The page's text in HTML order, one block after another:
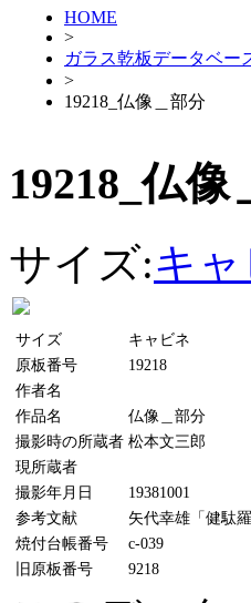
HOME
>
ガラス乾板データベー
>
19218_仏像＿部分
19218_仏像
サイズ:キ
サイズ
キャビネ
原板番号
19218
作者名
作品名
仏像＿部分
撮影時の所蔵者 松本文三郎
現所蔵者
撮影年月日
19381001
参考文献
矢代幸雄「健駄
焼付台帳番号
c-039
旧原板番号
9218